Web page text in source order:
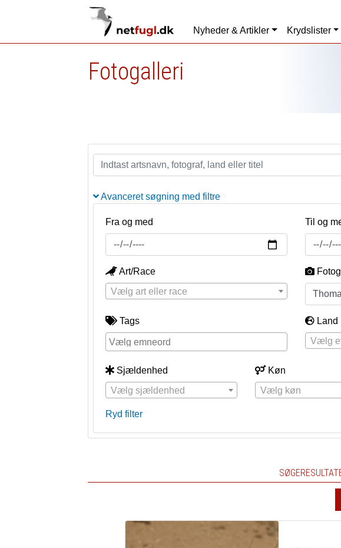
Nyheder & Artikler Krydslister
Fotogalleri
Avanceret søgning med filtre
Fra og med Til og
Art/Race
Vælg art eller race
Tags
Land
Vælg
Sjældenhed
Vælg sjældenhed
Køn
Vælg køn
Ryd filter